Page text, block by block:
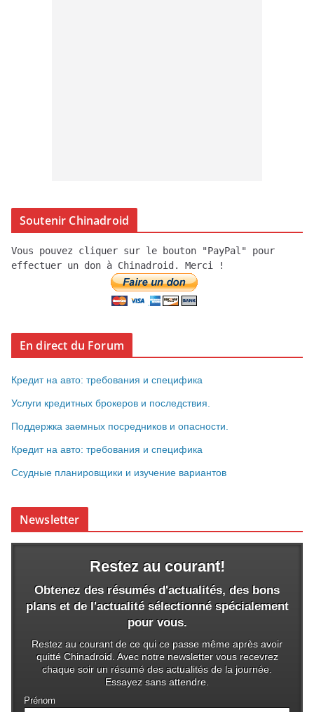
Soutenir Chinadroid
Vous pouvez cliquer sur le bouton "PayPal" pour
effectuer un don à Chinadroid. Merci !
En direct du Forum
Кредит на авто: требования и специфика
Услуги кредитных брокеров и последствия.
Поддержка заемных посредников и опасности.
Кредит на авто: требования и специфика
Ссудные планировщики и изучение вариантов
Newsletter
Restez au courant!
Obtenez des résumés d'actualités, des bons
plans et de l'actualité sélectionné spécialement
pour vous.
Restez au courant de ce qui ce passe même après avoir
quitté Chinadroid. Avec notre newsletter vous recevrez
chaque soir un résumé des actualités de la journée.
Essayez sans attendre.
Prénom